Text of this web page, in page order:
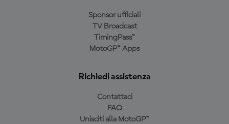
Sponsor ufficiali
TV Broadcast
TimingPass™
MotoGP™ Apps
Richiedi assistenza
Contattaci
FAQ
Unisciti alla MotoGP™